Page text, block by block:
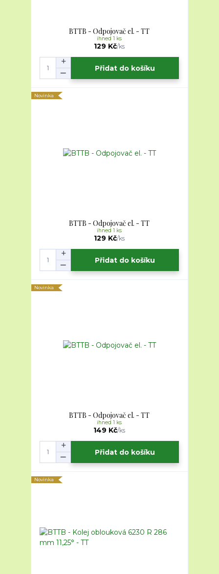
BTTB - Odpojovač el. - TT
129 Kč/ks
ihned 1 ks
Přidat do košíku
Novinka
BTTB - Odpojovač el. - TT
129 Kč/ks
ihned 1 ks
Přidat do košíku
Novinka
BTTB - Odpojovač el. - TT
149 Kč/ks
ihned 1 ks
Přidat do košíku
Novinka